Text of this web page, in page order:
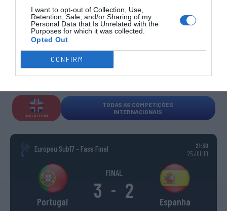
I want to opt-out of Collection, Use,
Retention, Sale, and/or Sharing of my
Personal Data that Is Unrelated with the
Purposes for which it was collected.
Opted Out
CONFIRM
WSE MEN
WSE WOMEN
INGLATERRA
TODAS AS COMPETIÇÕES
INTERNACIONAIS
Europeu Sub17 - Fase Final
21:30
25 JULHO
Portugal
FINAL
3 - 2 Espanha